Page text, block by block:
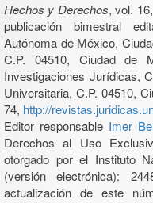
Hechos y Derechos, vol.
publicación bimestral
Autónoma de México,
C.P. 04510, Ciudad de
Investigaciones Jurídicas,
Universitaria, C.P. 04510,
74, http://
Editor responsable Imer
Derechos al Uso
otorgado por el Instituto
(versión electrónica):
actualización de este